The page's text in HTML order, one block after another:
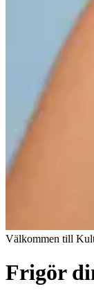
Välkommen till
Frigör